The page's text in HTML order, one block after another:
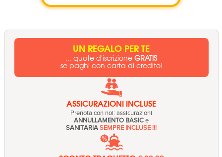
UN REGALO PER TE
... quote d'iscrizioneGRATIS
se paghi con carta di credito!
ASSICURAZIONI INCLUSE
Prenota con noi: assicurazioni
ANNULLAMENTO BASICe
SANITARIASEMPRE INCLUSE !!!